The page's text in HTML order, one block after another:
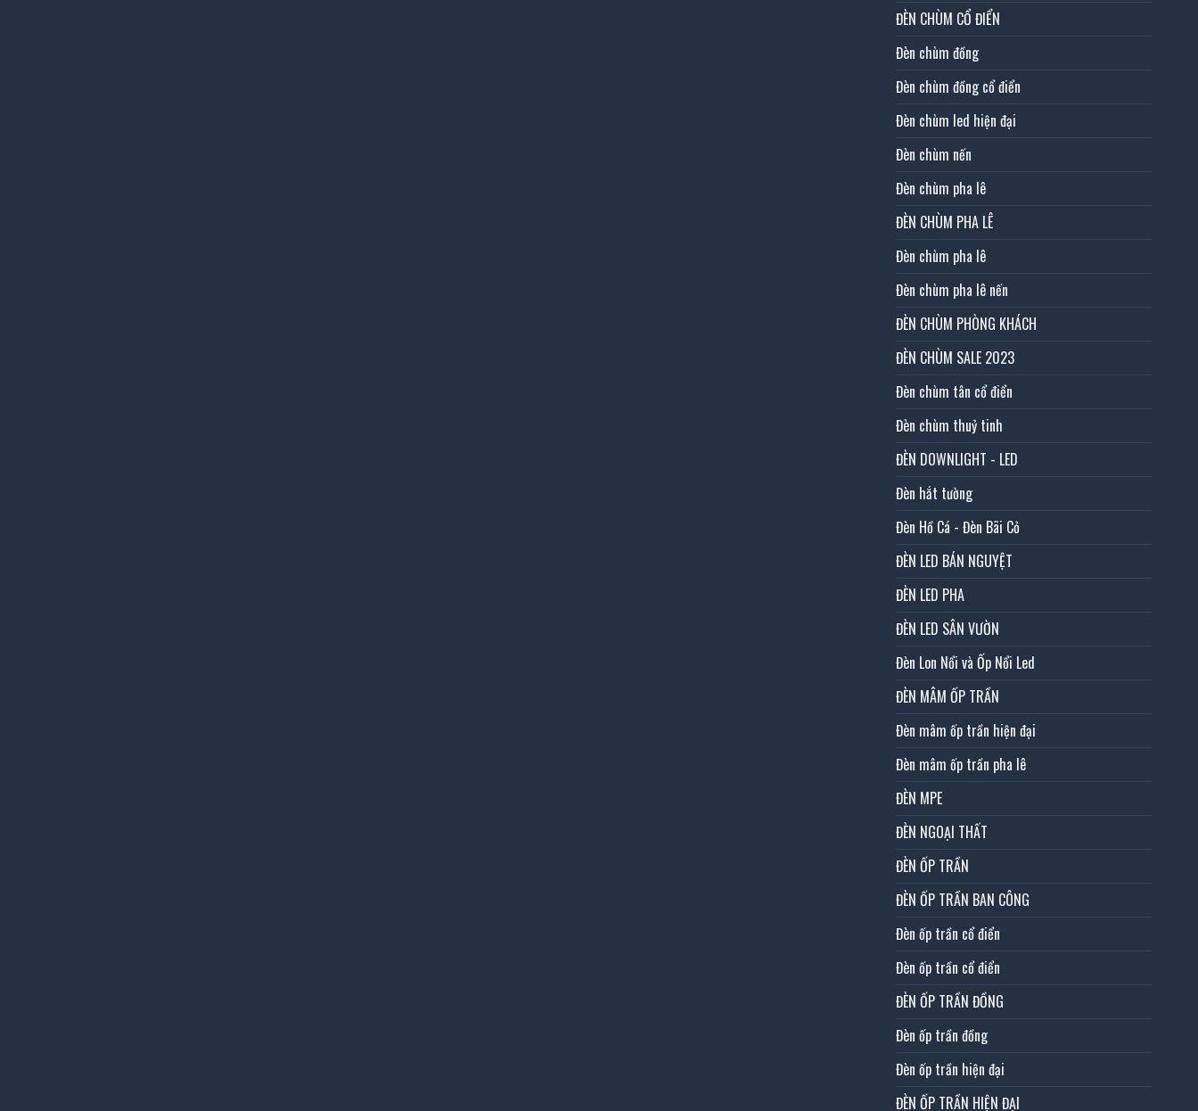
ĐÈN CHÙM CỔ ĐIỂN
Đèn chùm đồng
Đèn chùm đồng cổ điển
Đèn chùm led hiện đại
Đèn chùm nến
Đèn chùm pha lê
ĐÈN CHÙM PHA LÊ
Đèn chùm pha lê
Đèn chùm pha lê nến
ĐÈN CHÙM PHÒNG KHÁCH
ĐÈN CHÙM SALE 2023
Đèn chùm tân cổ điển
Đèn chùm thuỷ tinh
ĐÈN DOWNLIGHT - LED
Đèn hắt tường
Đèn Hồ Cá - Đèn Bãi Cỏ
ĐÈN LED BÁN NGUYỆT
ĐÈN LED PHA
ĐÈN LED SÂN VƯỜN
Đèn Lon Nổi và Ốp Nổi Led
ĐÈN MÂM ỐP TRẦN
Đèn mâm ốp trần hiện đại
Đèn mâm ốp trần pha lê
ĐÈN MPE
ĐÈN NGOẠI THẤT
ĐÈN ỐP TRẦN
ĐÈN ỐP TRẦN BAN CÔNG
Đèn ốp trần cổ điển
Đèn ốp trần cổ điển
ĐÈN ỐP TRẦN ĐỒNG
Đèn ốp trần đồng
Đèn ốp trần hiện đại
ĐÈN ỐP TRẦN HIỆN ĐẠI